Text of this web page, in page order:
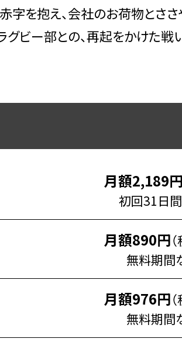
字を抱え、会社のお荷物とさ
ビー部との、再起をかけた戦
月額2,189円
初回31日
月額890円
無料期間
月額976円
無料期間